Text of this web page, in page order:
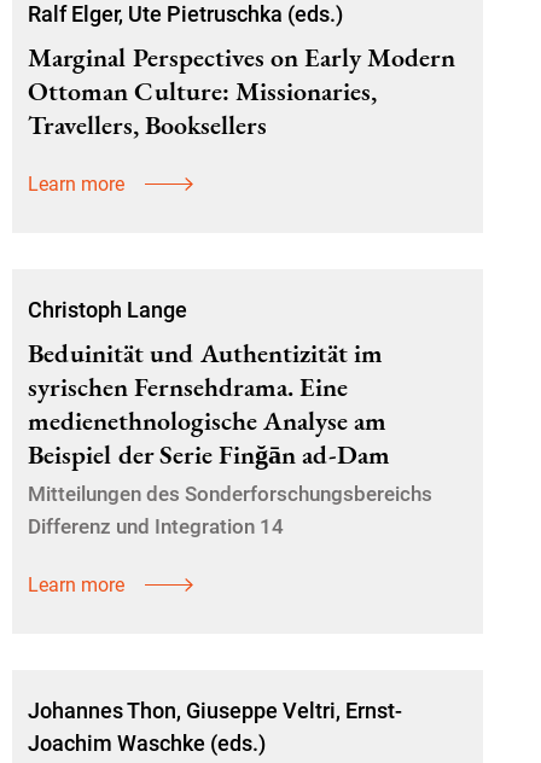
Ralf Elger, Ute Pietruschka (eds.)
Marginal Perspectives on Early Modern
Ottoman Culture: Missionaries,
Travellers, Booksellers
Learn more
Christoph Lange
Beduinität und Authentizität im
syrischen Fernsehdrama. Eine
medienethnologische Analyse am
Beispiel der Serie Finğān ad-Dam
Mitteilungen des Sonderforschungsbereichs
Differenz und Integration 14
Learn more
Johannes Thon, Giuseppe Veltri, Ernst-
Joachim Waschke (eds.)